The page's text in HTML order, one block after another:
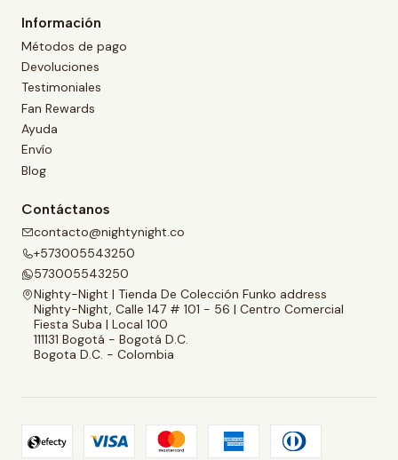
Información
Métodos de pago
Devoluciones
Testimoniales
Fan Rewards
Ayuda
Envío
Blog
Contáctanos
contacto@nightynight.co
+573005543250
573005543250
Nighty-Night | Tienda De Colección Funko address
Nighty-Night, Calle 147 # 101 - 56 | Centro Comercial
Fiesta Suba | Local 100
111131 Bogotá - Bogotá D.C.
Bogota D.C. - Colombia